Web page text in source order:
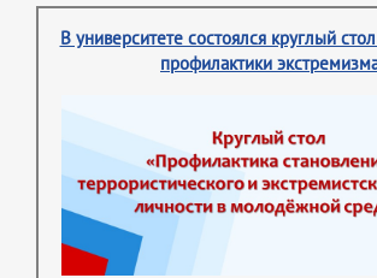
В университете состоялся круглый
профилактики